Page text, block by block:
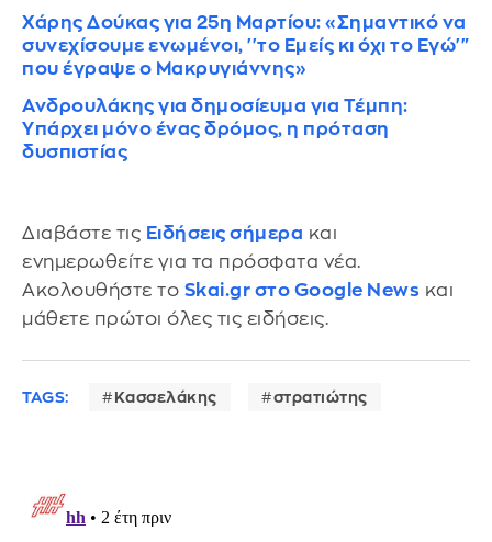
Χάρης Δούκας για 25η Μαρτίου: «Σημαντικό να
συνεχίσουμε ενωμένοι, ''το Εμείς κι όχι το Εγώ'"
που έγραψε ο Μακρυγιάννης»
Ανδρουλάκης για δημοσίευμα για Τέμπη:
Yπάρχει μόνο ένας δρόμος, η πρόταση
δυσπιστίας
Διαβάστε τις Ειδήσεις σήμερα και
ενημερωθείτε για τα πρόσφατα νέα.
Ακολουθήστε το Skai.gr στο Google News και
μάθετε πρώτοι όλες τις ειδήσεις.
TAGS: Κασσελάκης στρατιώτης